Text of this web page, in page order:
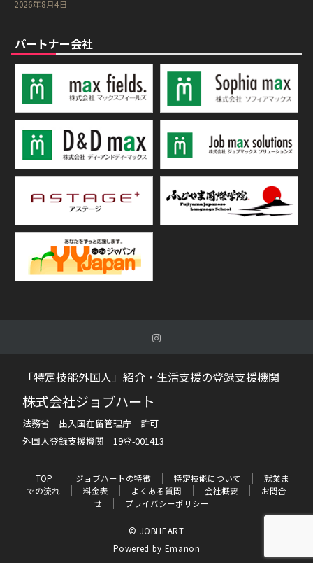
2026年8月4日
パートナー会社
「特定技能外国人」紹介・生活支援の登録支援機関
株式会社ジョブハート
法務省 出入国在留管理庁 許可
外国人登録支援機関 19登-001413
TOP ジョブハートの特徴 特定技能について
就業ま
での流れ
料金表 よくある質問 会社概要
お問合
せ
プライバシーポリシー
© JOBHEART
Powered by Emanon